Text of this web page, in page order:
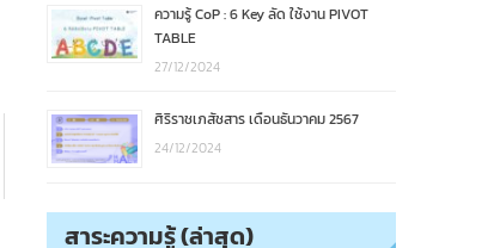
ความรู้ CoP : 6 Key ลัด ใช้งาน PIVOT
TABLE
27/12/2024
ศิริราชเภสัชสาร เดือนธันวาคม 2567
24/12/2024
สาระความรู้ (ล่าสุด)